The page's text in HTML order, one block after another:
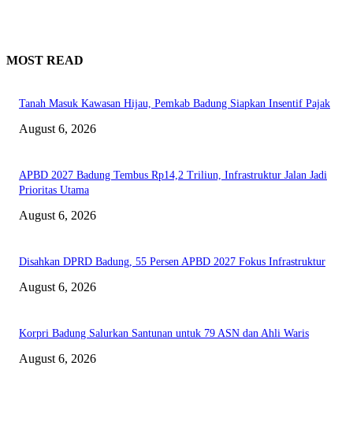
MOST READ
Tanah Masuk Kawasan Hijau, Pemkab Badung Siapkan Insentif Pajak
August 6, 2026
APBD 2027 Badung Tembus Rp14,2 Triliun, Infrastruktur Jalan Jadi
Prioritas Utama
August 6, 2026
Disahkan DPRD Badung, 55 Persen APBD 2027 Fokus Infrastruktur
August 6, 2026
Korpri Badung Salurkan Santunan untuk 79 ASN dan Ahli Waris
August 6, 2026